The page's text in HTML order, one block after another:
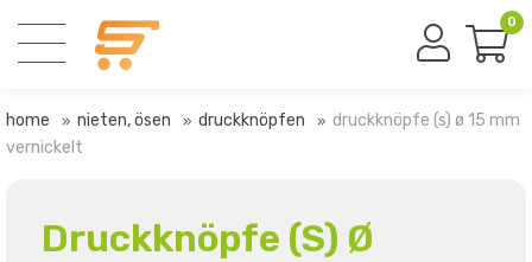
0
home nieten, ösen druckknöpfen
druckknöpfe (s) ø 15 mm
vernickelt
Druckknöpfe (S) Ø